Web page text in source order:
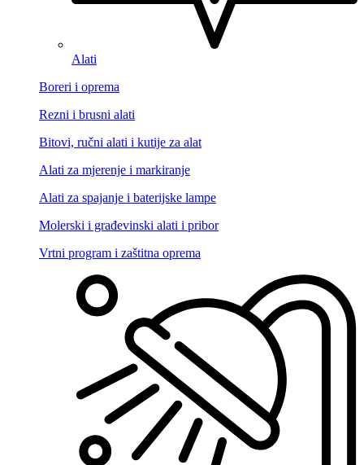
Alati
Boreri i oprema
Rezni i brusni alati
Bitovi, ručni alati i kutije za alat
Alati za mjerenje i markiranje
Alati za spajanje i baterijske lampe
Molerski i građevinski alati i pribor
Vrtni program i zaštitna oprema